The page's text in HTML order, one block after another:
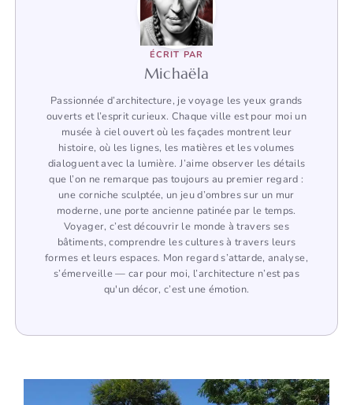
ÉCRIT PAR
Michaëla
Passionnée d’architecture, je voyage les yeux grands
ouverts et l’esprit curieux. Chaque ville est pour moi un
musée à ciel ouvert où les façades montrent leur
histoire, où les lignes, les matières et les volumes
dialoguent avec la lumière. J’aime observer les détails
que l’on ne remarque pas toujours au premier regard :
une corniche sculptée, un jeu d’ombres sur un mur
moderne, une porte ancienne patinée par le temps.
Voyager, c’est découvrir le monde à travers ses
bâtiments, comprendre les cultures à travers leurs
formes et leurs espaces. Mon regard s’attarde, analyse,
s’émerveille — car pour moi, l’architecture n’est pas
qu'un décor, c’est une émotion.